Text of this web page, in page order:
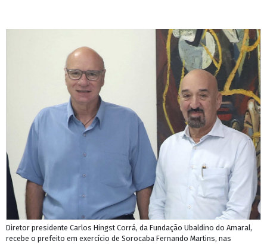
Diretor presidente Carlos Hingst Corrá, da Fundação Ubaldino do Amaral,
recebe o prefeito em exercício de Sorocaba Fernando Martins, nas